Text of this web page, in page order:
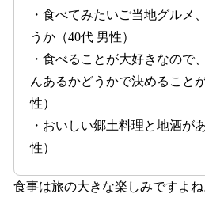
・食べてみたいご当地グルメ
うか（40代 男性）
・食べることが大好きなので
んあるかどうかで決めること
性）
・おいしい郷土料理と地酒が
性）
食事は旅の大きな楽しみですよ